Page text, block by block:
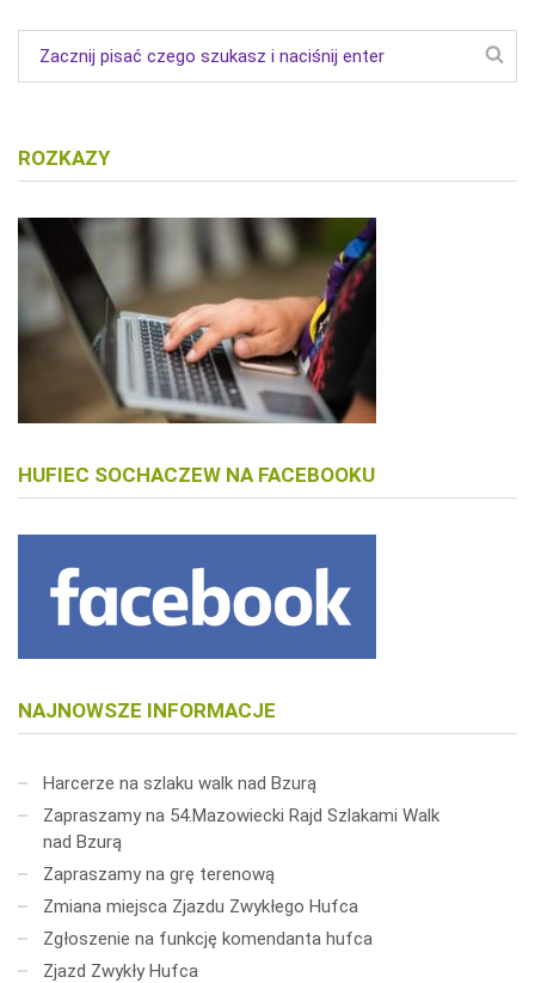
ROZKAZY
HUFIEC SOCHACZEW NA FACEBOOKU
NAJNOWSZE INFORMACJE
Harcerze na szlaku walk nad Bzurą
Zapraszamy na 54.Mazowiecki Rajd Szlakami Walk
nad Bzurą
Zapraszamy na grę terenową
Zmiana miejsca Zjazdu Zwykłego Hufca
Zgłoszenie na funkcję komendanta hufca
Zjazd Zwykły Hufca